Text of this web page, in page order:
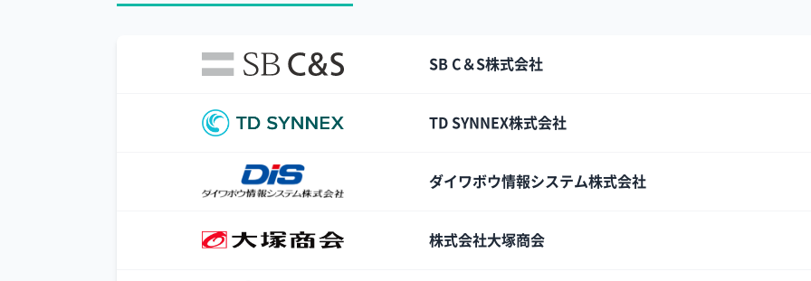
SB C＆S株式会社
TD SYNNEX株式会社
ダイワボウ情報システム株式会社
株式会社大塚商会